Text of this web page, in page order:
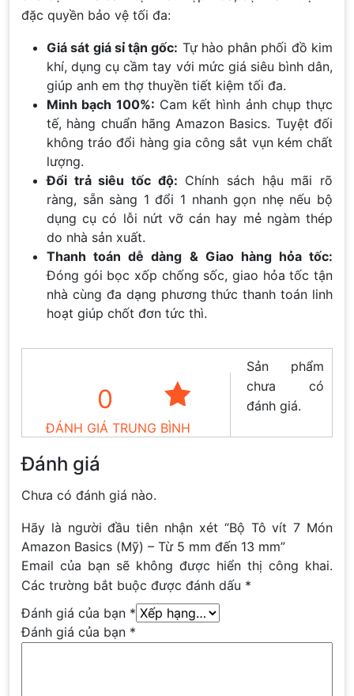
đặc quyền bảo vệ tối đa:
Giá sát giá sỉ tận gốc: Tự hào phân phối đồ kim
khí, dụng cụ cầm tay với mức giá siêu bình dân,
giúp anh em thợ thuyền tiết kiệm tối đa.
Minh bạch 100%: Cam kết hình ảnh chụp thực
tế, hàng chuẩn hãng Amazon Basics. Tuyệt đối
không tráo đổi hàng gia công sắt vụn kém chất
lượng.
Đổi trả siêu tốc độ: Chính sách hậu mãi rõ
ràng, sẵn sàng 1 đổi 1 nhanh gọn nhẹ nếu bộ
dụng cụ có lỗi nứt vỡ cán hay mẻ ngàm thép
do nhà sản xuất.
Thanh toán dễ dàng & Giao hàng hỏa tốc:
Đóng gói bọc xốp chống sốc, giao hỏa tốc tận
nhà cùng đa dạng phương thức thanh toán linh
hoạt giúp chốt đơn tức thì.
0
ĐÁNH GIÁ TRUNG BÌNH
Sản phẩm
chưa có
đánh giá.
Đánh giá
Chưa có đánh giá nào.
Hãy là người đầu tiên nhận xét “Bộ Tô vít 7 Món
Amazon Basics (Mỹ) – Từ 5 mm đến 13 mm”
Email của bạn sẽ không được hiển thị công khai.
Các trường bắt buộc được đánh dấu *
Đánh giá của bạn *
Đánh giá của bạn *